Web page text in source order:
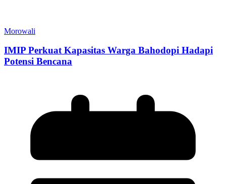
Morowali
IMIP Perkuat Kapasitas Warga Bahodopi Hadapi
Potensi Bencana